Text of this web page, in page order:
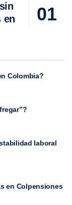
en
Colombia?
laboral
en Colpensiones